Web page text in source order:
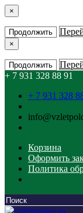
×
Продолжить
×
Продолжить
+ 7 931 328 88 91
+ 7 931 328
Корзина
Оформить
Политика